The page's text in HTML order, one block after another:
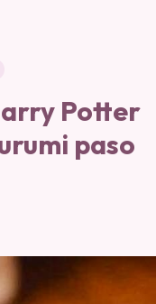
Potter
paso